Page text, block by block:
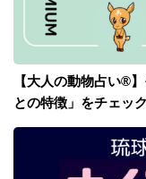
【大人の動物占い®
との特徴」をチェック